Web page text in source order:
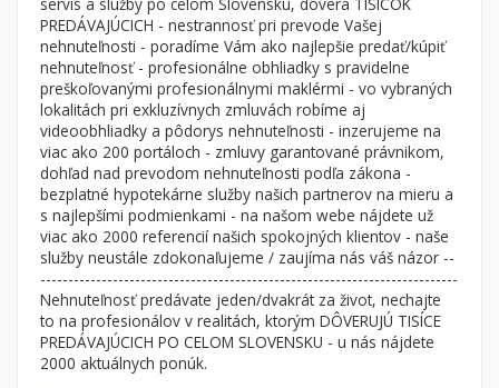
Bývanie a rekreácia
Priemyselný pozemok
Poľnohospodárske pozemky
Záhrada
Iný poľnohospodársky pozemok
Nebytové priestory
Administratívne, obchodné
Skladové, výrobné
Rekreačné, reštauračné
Garáž, garážové státie
Filtre
Súkromná inzercia
Len s fotkou
Novostavba
PREDÁVAJÚCICH - nestrannosť pri prevode Vašej
nehnuteľnosti - poradíme Vám ako najlepšie predať/kúpiť
nehnuteľnosť - profesionálne obhliadky s pravidelne
preškoľovanými profesionálnymi maklérmi - vo vybraných
lokalitách pri exkluzívnych zmluvách robíme aj
videoobhliadky a pôdorys nehnuteľnosti - inzerujeme na
viac ako 200 portáloch - zmluvy garantované právnikom,
dohľad nad prevodom nehnuteľnosti podľa zákona -
bezplatné hypotekárne služby našich partnerov na mieru a
s najlepšími podmienkami - na našom webe nájdete už
viac ako 2000 referencií našich spokojných klientov - naše
služby neustále zdokonaľujeme / zaujíma nás váš názor --
---------------------------------------------------------------------------
Nehnuteľnosť predávate jeden/dvakrát za život, nechajte
to na profesionálov v realitách, ktorým DÔVERUJÚ TISÍCE
PREDÁVAJÚCICH PO CELOM SLOVENSKU - u nás nájdete
2000 aktuálnych ponúk.